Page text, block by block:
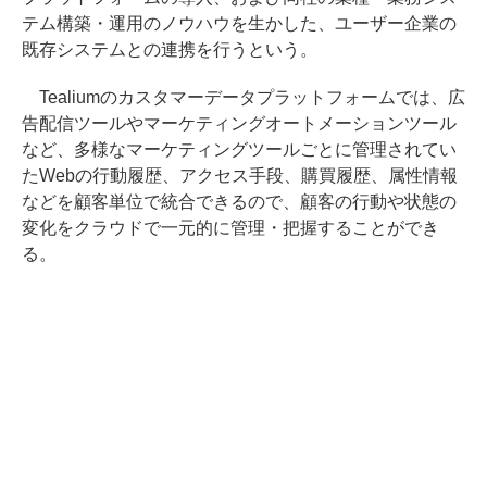
テム構築・運用のノウハウを生かした、ユーザー企業の
既存システムとの連携を行うという。
Tealiumのカスタマーデータプラットフォームでは、広
告配信ツールやマーケティングオートメーションツール
など、多様なマーケティングツールごとに管理されてい
たWebの行動履歴、アクセス手段、購買履歴、属性情報
などを顧客単位で統合できるので、顧客の行動や状態の
変化をクラウドで一元的に管理・把握することができ
る。